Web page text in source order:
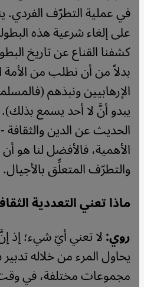
في عملية التطرّف الفردي.
على إلغاء شرعية هذه
كشفنا القناع عن تاريخ
بدلاً من أن نطلب من الأمة
الإرهابيين ونبذهم
يبدو أنَّ لا أحد يسمع
الحديث عن الدين والثقافة
الأهمية، فالأفضل لنا
والتطرّف المتعلِّق بالأجيال.
ماذا تعني التعددية
روي:لا تعني أيّ شيء؛ إذ
يحاول المرء من خلاله
مجموعات مختلفة، في